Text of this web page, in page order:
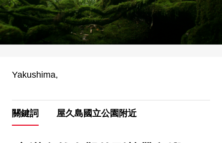
Yakushima,
關鍵詞 屋久島國立公園附近